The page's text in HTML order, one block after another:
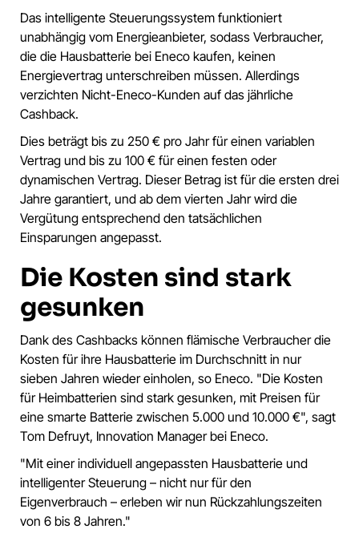
Das intelligente Steuerungssystem funktioniert
unabhängig vom Energieanbieter, sodass Verbraucher,
die die Hausbatterie bei Eneco kaufen, keinen
Energievertrag unterschreiben müssen. Allerdings
verzichten Nicht-Eneco-Kunden auf das jährliche
Cashback.
Dies beträgt bis zu 250 € pro Jahr für einen variablen
Vertrag und bis zu 100 € für einen festen oder
dynamischen Vertrag. Dieser Betrag ist für die ersten drei
Jahre garantiert, und ab dem vierten Jahr wird die
Vergütung entsprechend den tatsächlichen
Einsparungen angepasst.
Die Kosten sind stark
gesunken
Dank des Cashbacks können flämische Verbraucher die
Kosten für ihre Hausbatterie im Durchschnitt in nur
sieben Jahren wieder einholen, so Eneco. "Die Kosten
für Heimbatterien sind stark gesunken, mit Preisen für
eine smarte Batterie zwischen 5.000 und 10.000 €", sagt
Tom Defruyt, Innovation Manager bei Eneco.
"Mit einer individuell angepassten Hausbatterie und
intelligenter Steuerung – nicht nur für den
Eigenverbrauch – erleben wir nun Rückzahlungszeiten
von 6 bis 8 Jahren."